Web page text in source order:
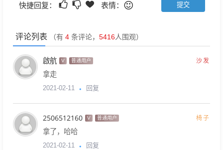
快捷回复： 表情：
评论列表 （有 4 条评论， 5416人围观）
啟航 V 普通用户 沙发
拿走
2021-02-11 回复
2506512160 V 普通用户 椅子
拿了，哈哈
2021-02-11 回复